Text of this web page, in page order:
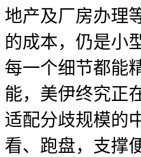
地产及厂房办理
的成本，仍是小
每一个细节都能
能，美伊终究正
适配分歧规模的
看、跑盘，支撑